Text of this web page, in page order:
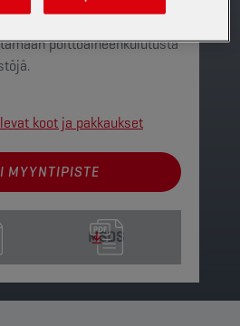
polttoaineenkulutusta
koot ja pakkaukset
MYYNTIPISTE
MSDS